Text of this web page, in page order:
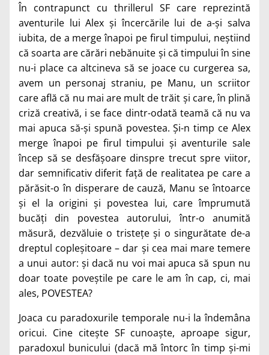
În contrapunct cu thrillerul SF care reprezintă
aventurile lui Alex și încercările lui de a-și salva
iubita, de a merge înapoi pe firul timpului, neștiind
că soarta are cărări nebănuite și că timpului în sine
nu-i place ca altcineva să se joace cu curgerea sa,
avem un personaj straniu, pe Manu, un scriitor
care află că nu mai are mult de trăit și care, în plină
criză creativă, i se face dintr-odată teamă că nu va
mai apuca să-și spună povestea. Și-n timp ce Alex
merge înapoi pe firul timpului și aventurile sale
încep să se desfășoare dinspre trecut spre viitor,
dar semnificativ diferit față de realitatea pe care a
părăsit-o în disperare de cauză, Manu se întoarce
și el la origini și povestea lui, care împrumută
bucăți din povestea autorului, într-o anumită
măsură, dezvăluie o tristețe și o singurătate de-a
dreptul copleșitoare – dar și cea mai mare temere
a unui autor: și dacă nu voi mai apuca să spun nu
doar toate poveștile pe care le am în cap, ci, mai
ales, POVESTEA?
Joaca cu paradoxurile temporale nu-i la îndemâna
oricui. Cine citește SF cunoaște, aproape sigur,
paradoxul bunicului (dacă mă întorc în timp și-mi